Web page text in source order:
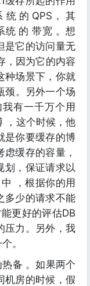
统 的 QPS， 其
统 的 带宽 。想
是它的访问量无
，因为它的内容
种场景下，你就
颈。另外一个场
有一千万个用
，这个时候，他
是你要缓存的博
缓存的容量，
划，保证请求以
，根据你的用
多少的请求不能
更好的评估DB
压力。另外，我
。
备 。如果两个
机房的时候，假